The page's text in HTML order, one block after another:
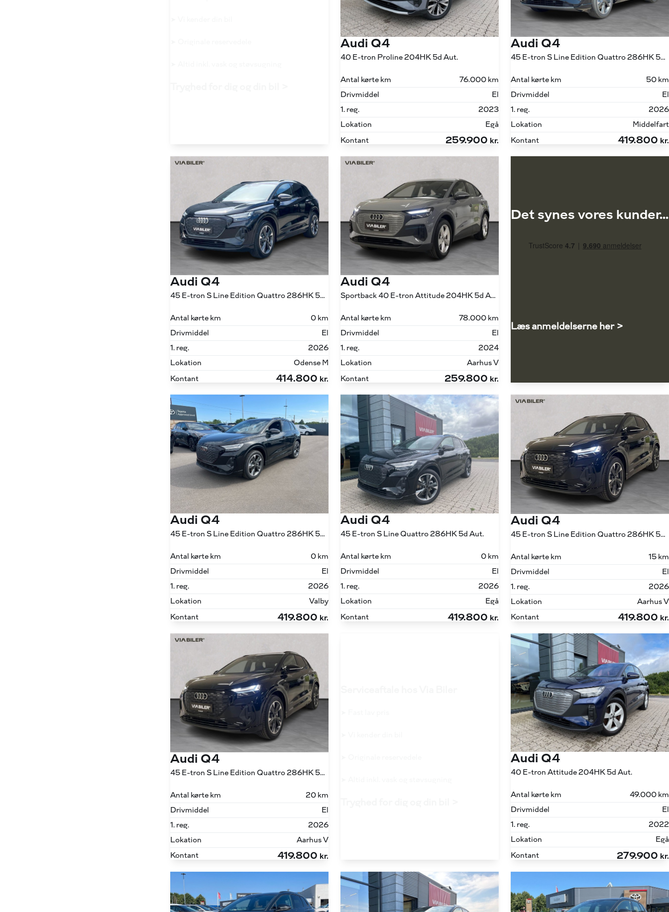
Audi Q4
40 E-tron Proline 204HK 5d Aut.
Antal kørte km
76.000 km
Drivmiddel
El
1. reg.
2023
Lokation
Egå
Kontant
259.900 kr.
Audi Q4
45 E-tron S Line Edition Quattro 286HK 5d Aut.
Antal kørte km
50 km
Drivmiddel
El
1. reg.
2026
Lokation
Middelfart
Kontant
419.800 kr.
Audi Q4
45 E-tron S Line Edition Quattro 286HK 5d Aut.
Antal kørte km
0 km
Drivmiddel
El
1. reg.
2026
Lokation
Odense M
Kontant
414.800 kr.
Audi Q4
Sportback 40 E-tron Attitude 204HK 5d Aut.
Antal kørte km
78.000 km
Drivmiddel
El
1. reg.
2024
Lokation
Aarhus V
Kontant
259.800 kr.
Det synes vores kunder...
Læs anmeldelserne her >
Audi Q4
45 E-tron S Line Edition Quattro 286HK 5d Aut.
Antal kørte km
0 km
Drivmiddel
El
1. reg.
2026
Lokation
Valby
Kontant
419.800 kr.
Audi Q4
45 E-tron S Line Quattro 286HK 5d Aut.
Antal kørte km
0 km
Drivmiddel
El
1. reg.
2026
Lokation
Egå
Kontant
419.800 kr.
Audi Q4
45 E-tron S Line Edition Quattro 286HK 5d Aut.
Antal kørte km
15 km
Drivmiddel
El
1. reg.
2026
Lokation
Aarhus V
Kontant
419.800 kr.
Audi Q4
45 E-tron S Line Edition Quattro 286HK 5d Aut.
Antal kørte km
20 km
Drivmiddel
El
1. reg.
2026
Lokation
Aarhus V
Kontant
419.800 kr.
Audi Q4
40 E-tron Attitude 204HK 5d Aut.
Antal kørte km
49.000 km
Drivmiddel
El
1. reg.
2022
Lokation
Egå
Kontant
279.900 kr.